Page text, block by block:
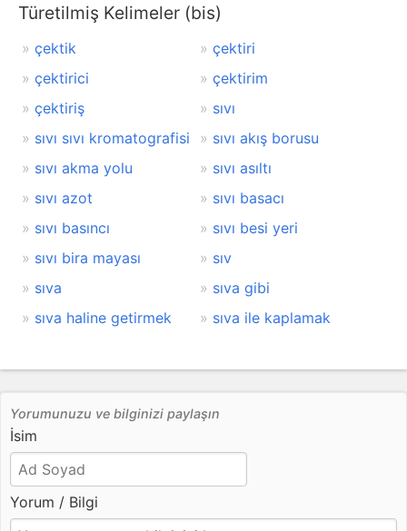
Türetilmiş Kelimeler (bis)
çektik
çektiri
çektirici
çektirim
çektiriş
sıvı
sıvı sıvı kromatografisi
sıvı akış borusu
sıvı akma yolu
sıvı asıltı
sıvı azot
sıvı basacı
sıvı basıncı
sıvı besi yeri
sıvı bira mayası
sıv
sıva
sıva gibi
sıva haline getirmek
sıva ile kaplamak
Yorumunuzu ve bilginizi paylaşın
İsim
Yorum / Bilgi